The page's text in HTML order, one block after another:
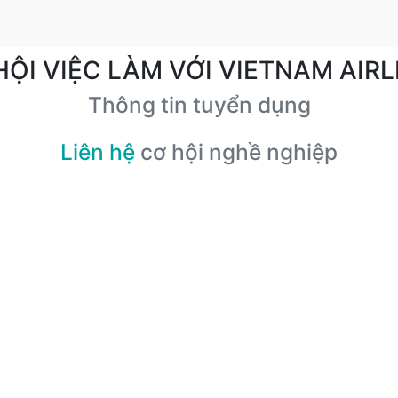
VIỆC LÀM VỚI VIETNAM
Thông tin tuyển dụng
Liên hệ cơ hội nghề nghiệp